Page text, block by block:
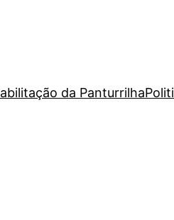
da Panturrilha